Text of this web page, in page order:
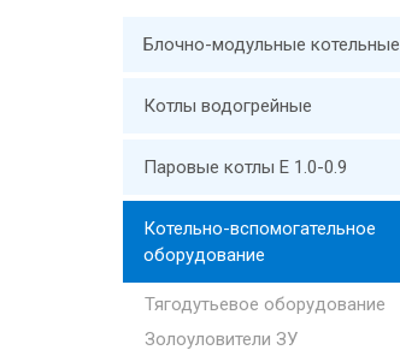
Блочно-модульные котельные
Котлы водогрейные
Паровые котлы E 1.0-0.9
Котельно-вспомогательное
оборудование
Тягодутьевое оборудование
Золоуловители ЗУ